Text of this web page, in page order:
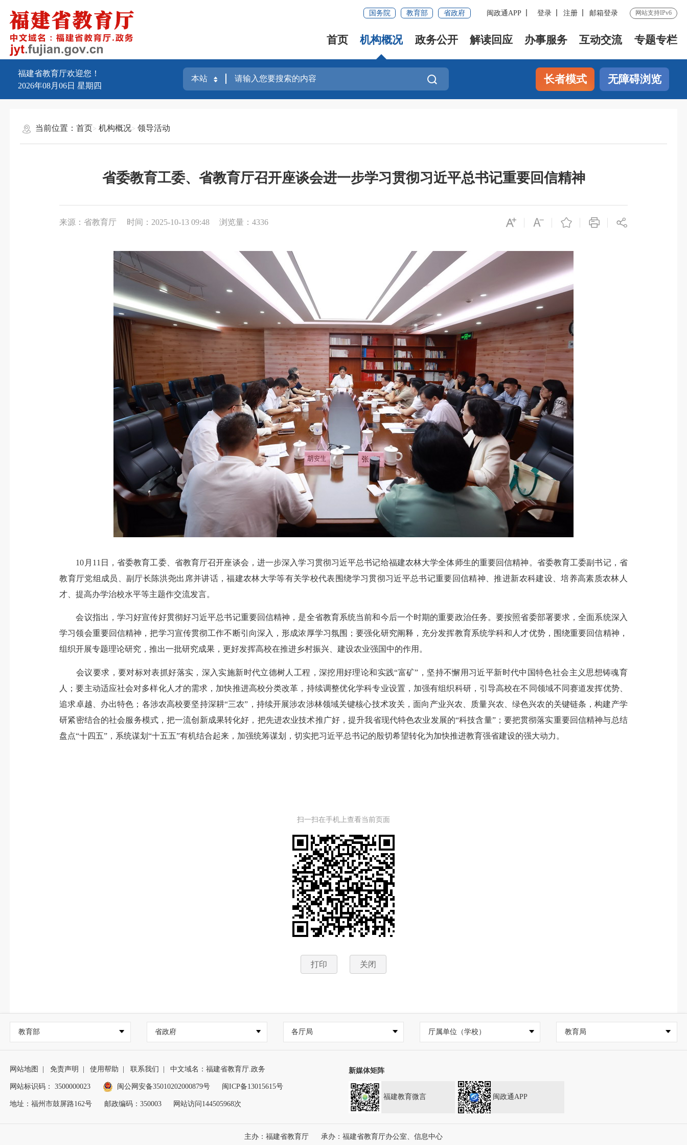
国务院 教育部 省政府 闽政通APP 登录 注册 邮箱登录 网站支持IPv6
首页 机构概况 政务公开 解读回应 办事服务 互动交流 专题专栏
福建省教育厅欢迎您！
2026年08月06日 星期四
长者模式 无障碍浏览
当前位置：首页 机构概况 领导活动
省委教育工委、省教育厅召开座谈会进一步学习贯彻习近平总书记重要回信精神
来源：省教育厅 时间：2025-10-13 09:48 浏览量：4336
10月11日，省委教育工委、省教育厅召开座谈会，进一步深入学习贯彻习近平总书记给福建农林大学全体师生的重要回信精神。省委教育工委副书记，省
教育厅党组成员、副厅长陈洪尧出席并讲话，福建农林大学等有关学校代表围绕学习贯彻习近平总书记重要回信精神、推进新农科建设、培养高素质农林人
才、提高办学治校水平等主题作交流发言。
会议指出，学习好宣传好贯彻好习近平总书记重要回信精神，是全省教育系统当前和今后一个时期的重要政治任务。要按照省委部署要求，全面系统深入
学习领会重要回信精神，把学习宣传贯彻工作不断引向深入，形成浓厚学习氛围；要强化研究阐释，充分发挥教育系统学科和人才优势，围绕重要回信精神，
组织开展专题理论研究，推出一批研究成果，更好发挥高校在推进乡村振兴、建设农业强国中的作用。
会议要求，要对标对表抓好落实，深入实施新时代立德树人工程，深挖用好理论和实践“富矿”，坚持不懈用习近平新时代中国特色社会主义思想铸魂育
人；要主动适应社会对多样化人才的需求，加快推进高校分类改革，持续调整优化学科专业设置，加强有组织科研，引导高校在不同领域不同赛道发挥优势、
追求卓越、办出特色；各涉农高校要坚持深耕“三农”，持续开展涉农涉林领域关键核心技术攻关，面向产业兴农、质量兴农、绿色兴农的关键链条，构建产学
研紧密结合的社会服务模式，把一流创新成果转化好，把先进农业技术推广好，提升我省现代特色农业发展的“科技含量”；要把贯彻落实重要回信精神与总结
盘点“十四五”，系统谋划“十五五”有机结合起来，加强统筹谋划，切实把习近平总书记的殷切希望转化为加快推进教育强省建设的强大动力。
扫一扫在手机上查看当前页面
打印 关闭
教育部 省政府 各厅局 厅属单位（学校） 教育局
网站地图 | 免责声明 | 使用帮助 | 联系我们 | 中文域名：福建省教育厅.政务
网站标识码： 3500000023 闽公网安备35010202000879号 闽ICP备13015615号
地址：福州市鼓屏路162号 邮政编码：350003 网站访问144505968次
新媒体矩阵
福建教育微言 闽政通APP
主办：福建省教育厅 承办：福建省教育厅办公室、信息中心